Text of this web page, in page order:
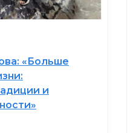
«Больше
и